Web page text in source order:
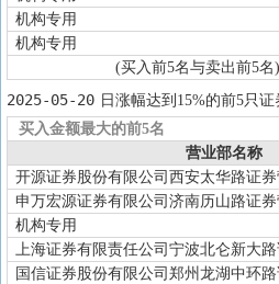
机构专用
机构专用
(买入前5名与卖出前5名)
2025-05-20 日涨幅达到15%的前5只证
买入金额最大的前5名
营业部名称
开源证券股份有限公司西安太华路证
申万宏源证券有限公司济南历山路证
机构专用
上海证券有限责任公司宁波北仑新大
国信证券股份有限公司郑州龙湖中环